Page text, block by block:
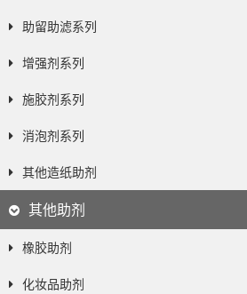
助留助滤系列
增强剂系列
施胶剂系列
消泡剂系列
其他造纸助剂
其他助剂
橡胶助剂
化妆品助剂